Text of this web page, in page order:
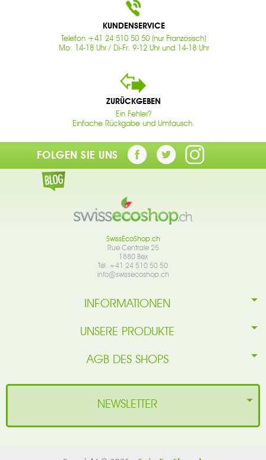
KUNDENSERVICE
Telefon +41 24 510 50 50 (nur Französisch)
Mo: 14-18 Uhr / Di-Fr: 9-12 Uhr und 14-18 Uhr
ZURÜCKGEBEN
Ein Fehler?
Einfache Rückgabe und Umtausch.
FOLGEN SIE UNS
SwissEcoShop.ch
Rue Centrale 25
1880 Bex
Tél. +41 24 510 50 50
info@swissecoshop.ch
INFORMATIONEN
UNSERE PRODUKTE
AGB DES SHOPS
NEWSLETTER